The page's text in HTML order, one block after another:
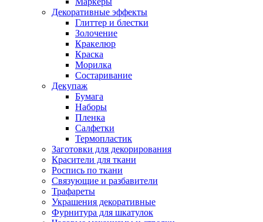
Декоративные эффекты
Глиттер и блестки
Золочение
Кракелюр
Краска
Морилка
Состаривание
Декупаж
Бумага
Наборы
Пленка
Салфетки
Термопластик
Заготовки для декорирования
Красители для ткани
Роспись по ткани
Связующие и разбавители
Трафареты
Украшения декоративные
Фурнитура для шкатулок